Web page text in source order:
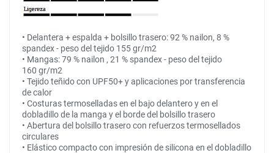
• Delantera + espalda + bolsillo trasero: 92 % nailon, 8 %
spandex - peso del tejido 155 gr/m2
• Mangas: 79 % nailon , 21 % spandex - peso del tejido
160 gr/m2
• Tejido teñido con UPF50+ y aplicaciones por transferencia
de calor
• Costuras termoselladas en el bajo delantero y en el
dobladillo de la manga y el borde del bolsillo trasero
• Abertura del bolsillo trasero con refuerzos termosellados
circulares
• Elástico compacto con impresión de silicona en el dobladillo